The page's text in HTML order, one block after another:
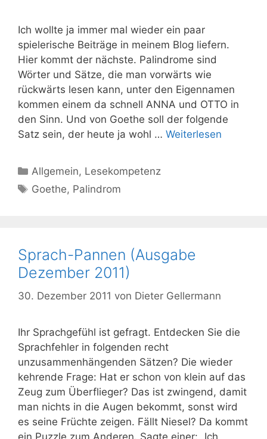
Ich wollte ja immer mal wieder ein paar
spielerische Beiträge in meinem Blog liefern.
Hier kommt der nächste. Palindrome sind
Wörter und Sätze, die man vorwärts wie
rückwärts lesen kann, unter den Eigennamen
kommen einem da schnell ANNA und OTTO in
den Sinn. Und von Goethe soll der folgende
Satz sein, der heute ja wohl … Weiterlesen
Kategorien
Allgemein, Lesekompetenz
Schlagwörter
Goethe, Palindrom
Sprach-Pannen (Ausgabe
Dezember 2011)
30. Dezember 2011 von Dieter Gellermann
Ihr Sprachgefühl ist gefragt. Entdecken Sie die
Sprachfehler in folgenden recht
unzusammenhängenden Sätzen? Die wieder
kehrende Frage: Hat er schon von klein auf das
Zeug zum Überflieger? Das ist zwingend, damit
man nichts in die Augen bekommt, sonst wird
es seine Früchte zeigen. Fällt Niesel? Da kommt
ein Puzzle zum Anderen. Sagte einer: „Ich